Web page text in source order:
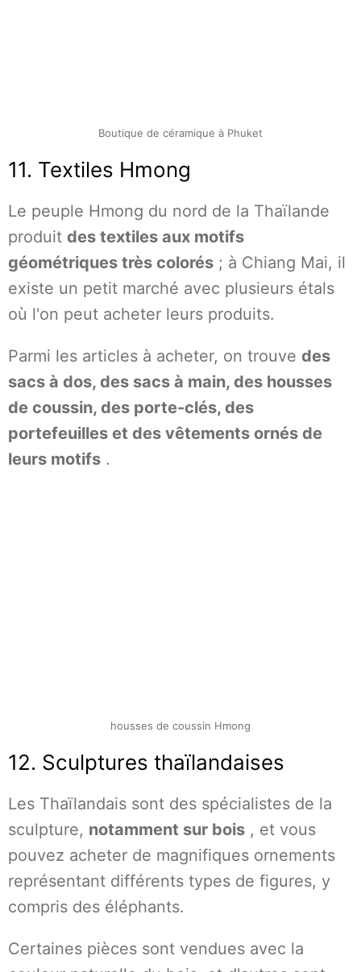
Boutique de céramique à Phuket
11. Textiles Hmong
Le peuple Hmong du nord de la Thaïlande
produit des textiles aux motifs
géométriques très colorés ; à Chiang Mai, il
existe un petit marché avec plusieurs étals
où l'on peut acheter leurs produits.
Parmi les articles à acheter, on trouve des
sacs à dos, des sacs à main, des housses
de coussin, des porte-clés, des
portefeuilles et des vêtements ornés de
leurs motifs .
housses de coussin Hmong
12. Sculptures thaïlandaises
Les Thaïlandais sont des spécialistes de la
sculpture, notamment sur bois , et vous
pouvez acheter de magnifiques ornements
représentant différents types de figures, y
compris des éléphants.
Certaines pièces sont vendues avec la